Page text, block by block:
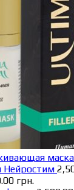
маска
Нейростим
грн.